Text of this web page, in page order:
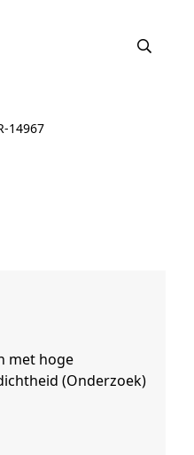
14967
met hoge
(Onderzoek)